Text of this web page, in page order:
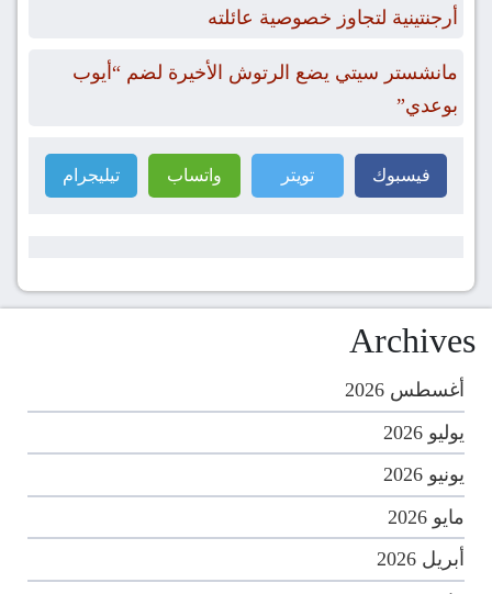
أرجنتينية لتجاوز خصوصية عائلته
مانشستر سيتي يضع الرتوش الأخيرة لضم “أيوب
بوعدي”
فيسبوك تويتر واتساب تيليجرام
Archives
أغسطس 2026
يوليو 2026
يونيو 2026
مايو 2026
أبريل 2026